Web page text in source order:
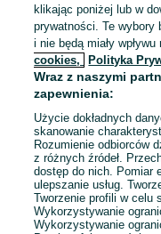
43 - 45 zł / godz. brutto
Jawczyce
Pełny etat
Umowa o pracę
Odpowiednie
Dyspozycyjność:
Miejsce pracy: W
Odświeżono dnia 07
klikając poniżej lub w
prywatności. Te wybory
i nie będą miały
cookies,
Polityka
Wraz z naszymi
zapewnienia:
Użycie dokładnych
skanowanie
Rozumienie odbiorców
z różnych źródeł.
dostęp do nich. Pomiar
ulepszanie usług.
Tworzenie profili w celu
Wykorzystywanie
Wykorzystywanie